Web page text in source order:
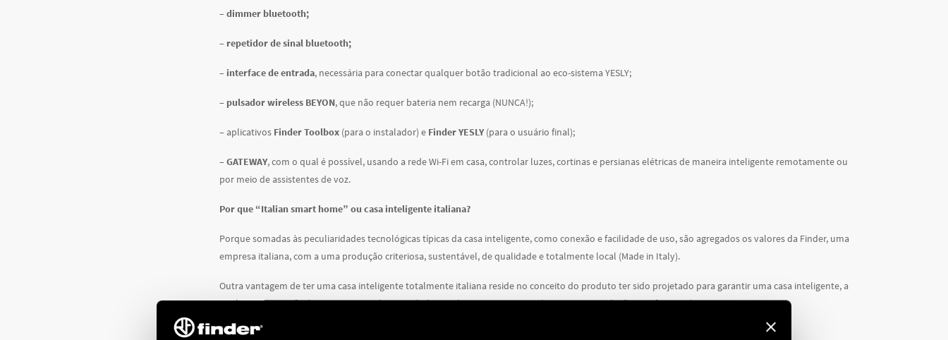
– dimmer bluetooth;
– repetidor de sinal bluetooth;
– interface de entrada, necessária para conectar qualquer botão tradicional ao eco-sistema YESLY;
– pulsador wireless BEYON, que não requer bateria nem recarga (NUNCA!);
– aplicativos Finder Toolbox(para o instalador) e Finder YESLY(para o usuário final);
– GATEWAY, com o qual é possível, usando a rede Wi-Fi em casa, controlar luzes, cortinas e persianas elétricas de maneira inteligente remotamente ou
por meio de assistentes de voz.
Por que “Italian smart home” ou casa inteligente italiana?
Porque somadas às peculiaridades tecnológicas típicas da casa inteligente, como conexão e facilidade de uso, são agregados os valores da Finder, uma
empresa italiana, com a uma produção criteriosa, sustentável, de qualidade e totalmente local (Made in Italy).
Outra vantagem de ter uma casa inteligente totalmente italiana reside no conceito do produto ter sido projetado para garantir uma casa inteligente, a
qualquer pessoa, facilmente gerenciada e instalada em algumas etapas simples, com uma redução significativa de custos.
Inteligente também na regulação de temperatura